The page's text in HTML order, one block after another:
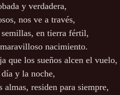
y verdadera,
nos ve a través,
en tierra fértil,
nacimiento.
que los sueños alcen el vuelo,
y la noche,
almas, residen para siempre,